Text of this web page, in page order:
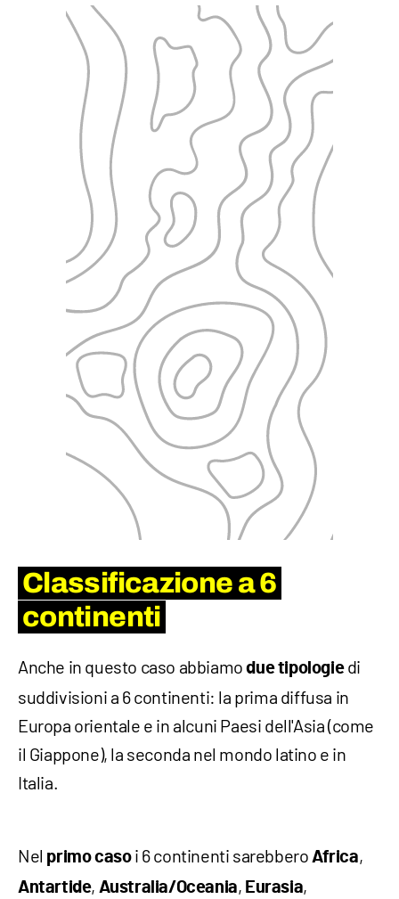
Classificazione a 6
continenti
Anche in questo caso abbiamodue tipologiedi
suddivisioni a 6 continenti: la prima diffusa in
Europa orientale e in alcuni Paesi dell'Asia (come
il Giappone), la seconda nel mondo latino e in
Italia.
Nel primo casoi 6 continenti sarebbero Africa,
Antartide, Australia/Oceania, Eurasia,